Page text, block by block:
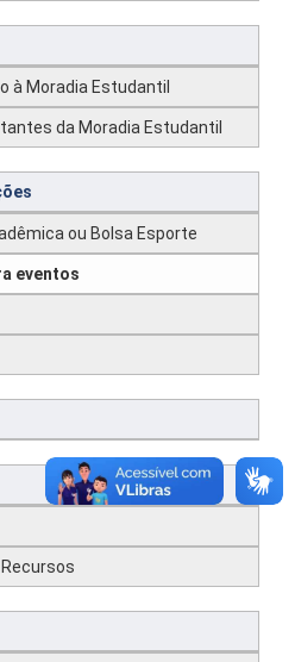
à Moradia Estudantil
da Moradia Estudantil
ou Bolsa Esporte
eventos